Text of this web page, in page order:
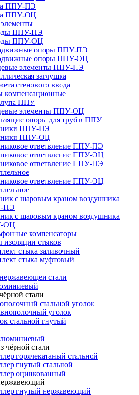
ППУ-ПЭ
ППУ-ОЦ
ППУ-ПЭ
ППУ-ОЦ
опоры ППУ-ПЭ
опоры ППУ-ОЦ
элементы ППУ-ПЭ
заглушка
стенового ввода
компенсационные
ППУ
элементы ППУ-ОЦ
опоры для труб в ППУ
ППУ-ПЭ
ППУ-ОЦ
ответвление ППУ-ПЭ
ответвление ППУ-ОЦ
ответвление ППУ-ПЭ
ответвление ППУ-ОЦ
с шаровым краном воздушника
ПЭ
с шаровым краном воздушника
ОЦ
компенсаторы
изоляции стыков
стыка заливочный
стыка муфтовый
стали
стали
стальной уголок
уголок
стальной гнутый
чёрной стали
горячекатаный стальной
гнутый стальной
оцинкованный
гнутый нержавеющий